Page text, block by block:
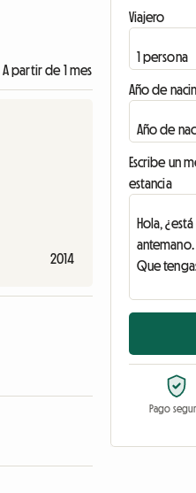
A partir de 1 mes
2014
Viajero
Año de
Escribe un
estancia
Pago